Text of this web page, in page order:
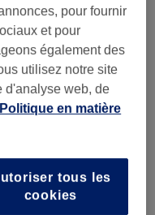
?
prestations
pour fournir
et pour
également des
utilisez notre site
d'analyse web, de
Politique en matière
tous les
cookies